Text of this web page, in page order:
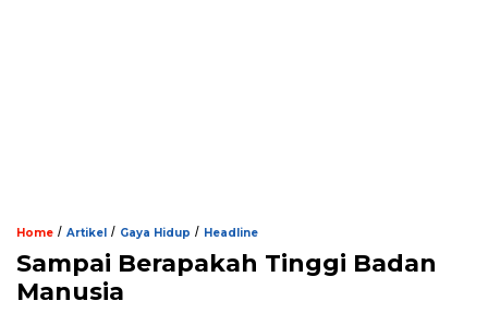
Home / Artikel / Gaya Hidup / Headline
Sampai Berapakah Tinggi Badan
Manusia